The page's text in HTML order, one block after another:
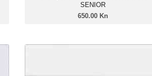
SENIOR
650.00 Kn